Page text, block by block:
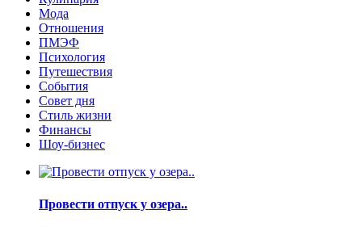
Мода
Отношения
ПМЭФ
Психология
Путешествия
События
Совет дня
Стиль жизни
Финансы
Шоу-бизнес
Провести отпуск у озера..